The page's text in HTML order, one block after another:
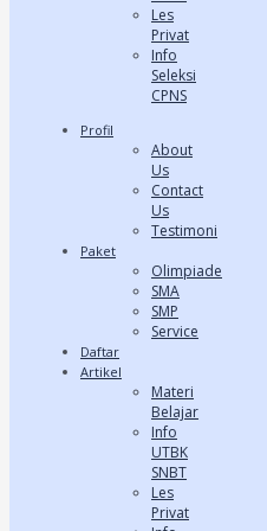
Les
Privat
Info
Seleksi
CPNS
Profil
About
Us
Contact
Us
Testimoni
Paket
Olimpiade
SMA
SMP
Service
Daftar
Artikel
Materi
Belajar
Info
UTBK
SNBT
Les
Privat